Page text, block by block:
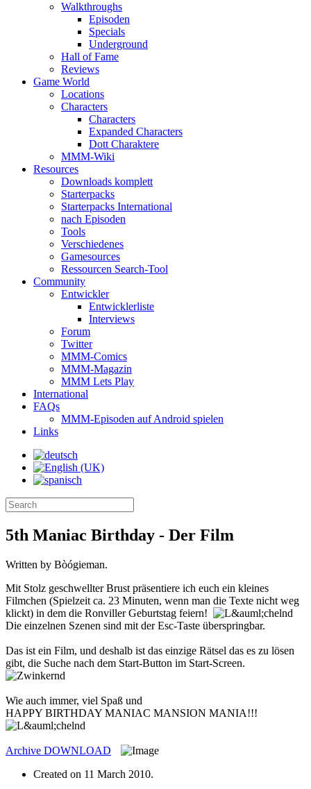
Walkthroughs
Episoden
Specials
Underground
Hall of Fame
Reviews
Game World
Locations
Characters
Characters
Expanded Characters
Dott Charaktere
MMM-Wiki
Resources
Downloads komplett
Starterpacks
Starterpacks International
nach Episoden
Tools
Verschiedenes
Gamesources
Ressourcen Search-Tool
Community
Entwickler
Entwicklerliste
Interviews
Forum
Twitter
MMM-Comics
MMM-Magazin
MMM Lets Play
International
FAQs
MMM-Episoden auf Android spielen
Links
5th Maniac Birthday - Der Film
Written by Bòógieman.
Mit Stolz geschwellter Brust präsentiere ich euch ein kleines
Filmchen (Spielzeit ca. 23 Minuten, wenn man die Texte nicht weg
klickt) in dem die Ronviller Geburtstag feiern!
Die einzelnen Szenen sind mit der Esc-Taste überspringbar.
Das ist ein Film, und deshalb ist das einzige Rätsel das es zu lösen
gibt, die Suche nach dem Start-Button im Start-Screen.
Wie auch immer, viel Spaß und
HAPPY BIRTHDAY MANIAC MANSION MANIA!!!
Archive DOWNLOAD
Created on 11 March 2010.